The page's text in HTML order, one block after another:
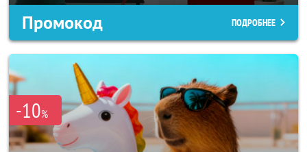
Промокод ПОДРОБНЕЕ
-10%